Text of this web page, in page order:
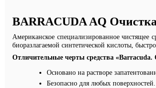
BARRACUDA AQ
Американское специализированное чистящее
биоразлагаемой синтетической кислоты,
Отличительные черты средства «Barracuda.
Основано на растворе
Безопасно для любых